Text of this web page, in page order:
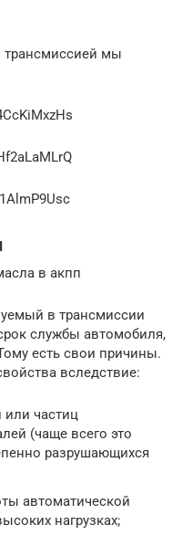
трансмиссией мы
в акпп
в трансмиссии
службы автомобиля,
есть свои причины.
вследствие:
или частиц
(чаще всего это
разрушающихся
автоматической
нагрузках;